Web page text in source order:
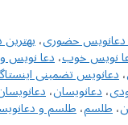
دعانویس حضوری،
نویس خوب،دعا نویس
،دعانویس تضمینی
،دعانویسان،
،طلسم،طلسم و